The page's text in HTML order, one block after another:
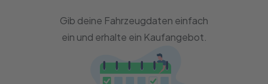
Gib deine Fahrzeugdaten einfach
ein und erhalte ein Kaufangebot.